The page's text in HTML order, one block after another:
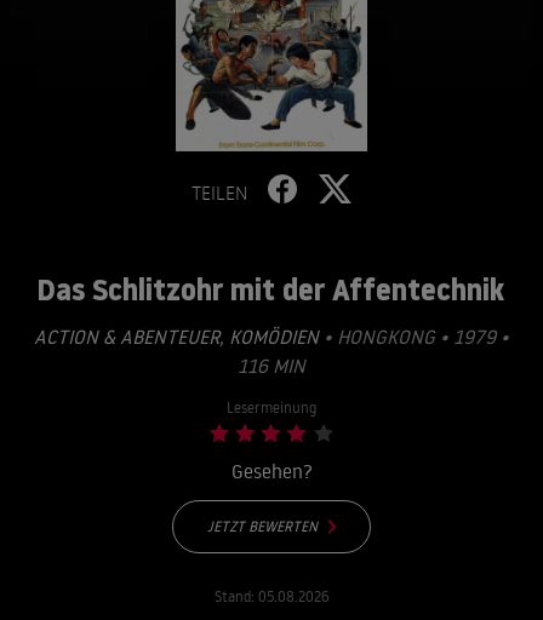
TEILEN
Das Schlitzohr mit der Affentechnik
ACTION & ABENTEUER, KOMÖDIEN• HONGKONG • 1979 •
116 MIN
Lesermeinung
Gesehen?
JETZT BEWERTEN
Stand: 05.08.2026